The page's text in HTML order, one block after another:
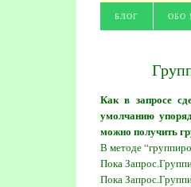
БЛОГ ОБО
Как в запросе
умолчанию
можно получить
В методе
Пока
Пока